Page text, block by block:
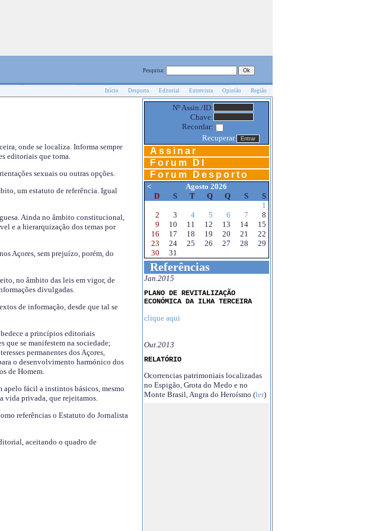
Pesquisa:
Início Desporto Editorial Entrevista Opinião Região
onde se localiza. Informa sempre
editoriais que toma.
sexuais ou outras opções.
um estatuto de referência. Igual
Ainda no âmbito constitucional,
e a hierarquização dos temas por
Açores, sem prejuízo, porém, do
no âmbito das leis em vigor, de
divulgadas.
de informação, desde que tal se
a princípios editoriais
que se manifestem na sociedade;
permanentes dos Açores,
o desenvolvimento harmónico dos
de Homem.
apelo fácil a instintos básicos, mesmo
vida privada, que rejeitamos.
referências o Estatuto do Jornalista
aceitando o quadro de
Nº Assin./ID:
Chave:
Recordar:
Recuperar
Assinar
Forum DI
Forum Desporto
<
Agosto 2026
D
S T Q Q S
S
1
2
3 4 5 6 7
8
9
10 11 12 13 14
15
16
17 18 19 20 21
22
23
24 25 26 27 28
29
30
31
Referências
Jan.2015
PLANO DE REVITALIZAÇÃO
ECONÓMICA DA ILHA TERCEIRA
clique aqui
Out.2013
RELATÓRIO
Ocorrencias patrimoniais localizadas
no Espigão, Grota do Medo e no
Monte Brasil, Angra do Heroísmo (ler)